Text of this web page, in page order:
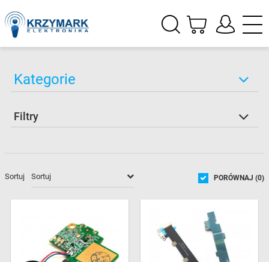
Kategorie
Filtry
PORÓWNAJ (0)
Sortuj